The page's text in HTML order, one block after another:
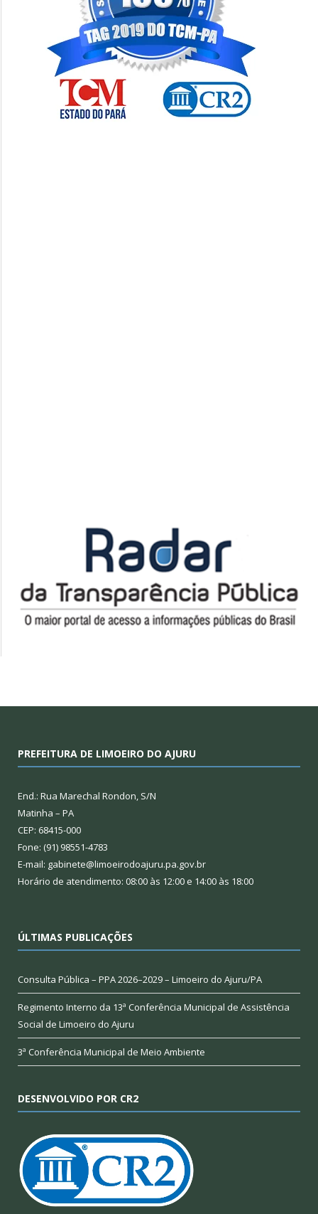
PREFEITURA DE LIMOEIRO DO AJURU
End.: Rua Marechal Rondon, S/N
Matinha – PA
CEP: 68415-000
Fone: (91) 98551-4783
E-mail: gabinete@limoeirodoajuru.pa.gov.br
Horário de atendimento: 08:00 às 12:00 e 14:00 às 18:00
ÚLTIMAS PUBLICAÇÕES
Consulta Pública – PPA 2026–2029 – Limoeiro do Ajuru/PA
Regimento Interno da 13ª Conferência Municipal de Assistência
Social de Limoeiro do Ajuru
3ª Conferência Municipal de Meio Ambiente
DESENVOLVIDO POR CR2